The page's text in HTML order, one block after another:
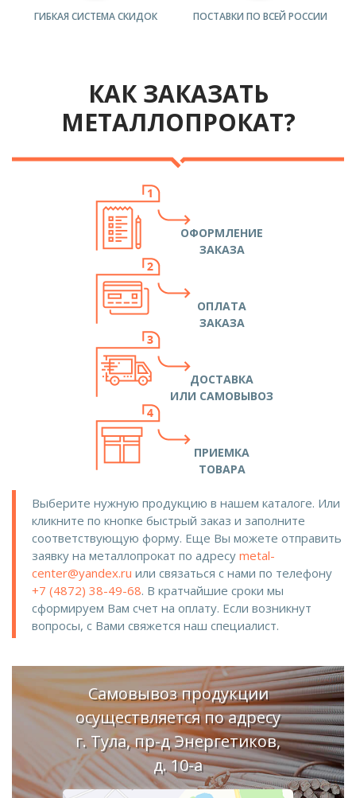
ГИБКАЯ СИСТЕМА СКИДОК ПОСТАВКИ ПО ВСЕЙ РОССИИ
КАК ЗАКАЗАТЬ
МЕТАЛЛОПРОКАТ?
ОФОРМЛЕНИЕ
ЗАКАЗА
ОПЛАТА
ЗАКАЗА
ДОСТАВКА
ИЛИ САМОВЫВОЗ
ПРИЕМКА
ТОВАРА
Выберите нужную продукцию в нашем каталоге. Или
кликните по кнопке быстрый заказ и заполните
соответствующую форму. Еще Вы можете отправить
заявку на металлопрокат по адресу metal-
center@yandex.ru или связаться с нами по телефону
+7 (4872) 38-49-68. В кратчайшие сроки мы
сформируем Вам счет на оплату. Если возникнут
вопросы, с Вами свяжется наш специалист.
Самовывоз продукции
осуществляется по адресу
г. Тула, пр-д Энергетиков,
д. 10-а